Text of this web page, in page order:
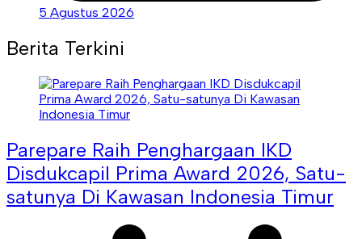
5 Agustus 2026
Berita Terkini
Parepare Raih Penghargaan IKD
Disdukcapil Prima Award 2026, Satu-
satunya Di Kawasan Indonesia Timur